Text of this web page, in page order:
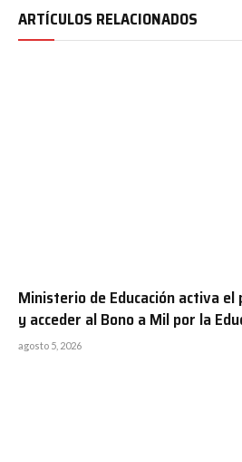
ARTÍCULOS RELACIONADOS
Ministerio de Educación activa
y acceder al Bono a Mil por la
agosto 5, 2026